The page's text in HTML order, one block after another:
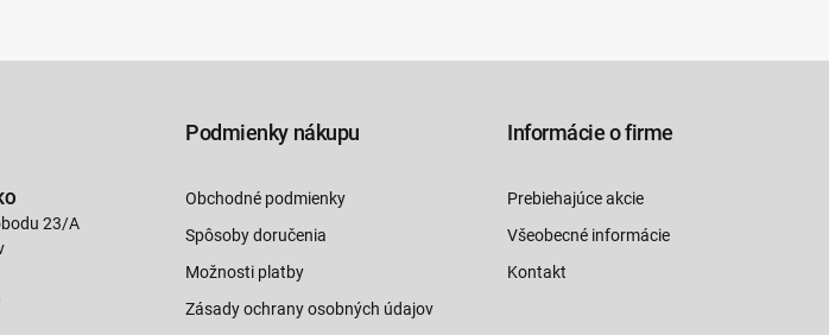
23/A
Podmienky nákupu
Obchodné podmienky
Spôsoby doručenia
Možnosti platby
Zásady ochrany osobných údajov
Informácie o firme
Prebiehajúce akcie
Všeobecné informácie
Kontakt